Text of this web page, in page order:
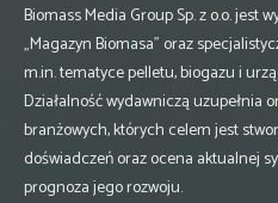
Biomass Media Group Sp. z o.o. jest
„Magazyn Biomasa” oraz
m.in. tematyce pelletu, biogazu i
Działalność wydawniczą uzupełnia
branżowych, których celem jest
doświadczeń oraz ocena aktualnej
prognoza jego rozwoju.